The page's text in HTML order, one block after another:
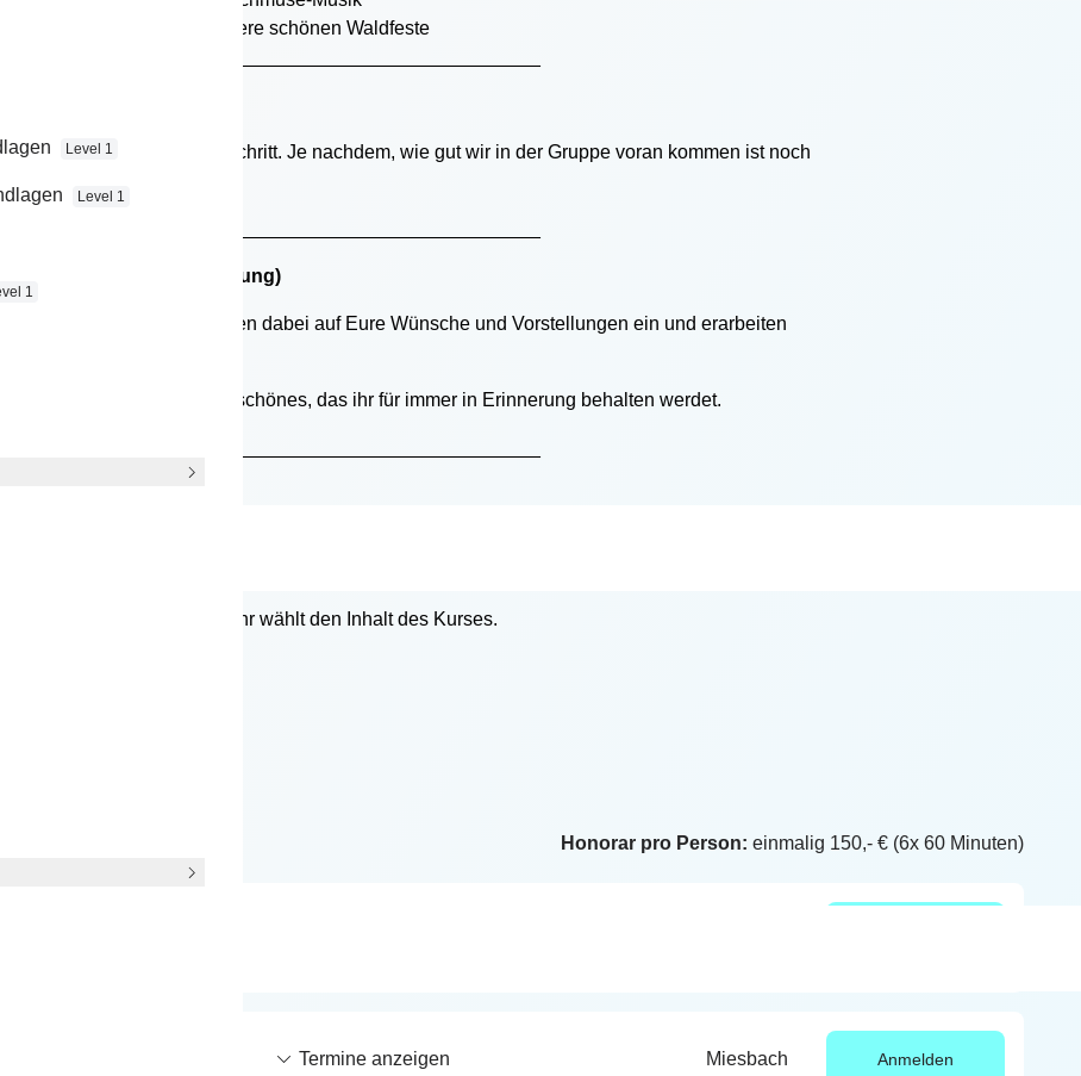
Level 1
Level 1
1
und Polka für unsere schönen Waldfeste
und Discofox Grundschritt. Je nachdem, wie gut wir in der Gruppe voran kommen ist noch
Terminvereinbarung)
Eröffnungstanz. Wir gehen dabei auf Eure Wünsche und Vorstellungen ein und erarbeiten
wir zaubern darauf etwas schönes, das ihr für immer in Erinnerung behalten werdet.
Kalender die Termine, ihr wählt den Inhalt des Kurses.
Honorar pro Person: einmalig 150,- € (6x 60 Minuten)
Termine anzeigen Miesbach Anmelden